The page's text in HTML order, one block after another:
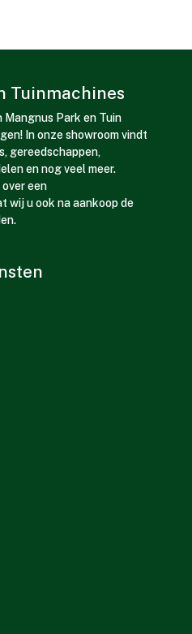
Tuinmachines
Mangnus Park en Tuin
In onze showroom vindt
gereedschappen,
en nog veel meer.
een
wij u ook na aankoop de